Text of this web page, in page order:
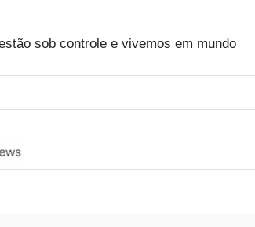
sob controle e vivemos em mundo